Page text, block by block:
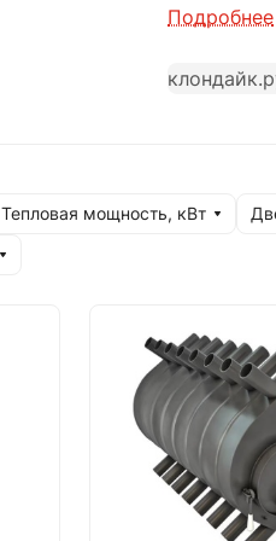
камеры
мм,
Подробнее
Тепловая мощность, кВт